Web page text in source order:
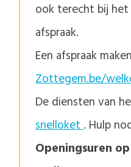
ook terecht bij
afspraak.
Een afspraak
Zottegem.be/
De diensten van
snelloket. Hulp
Openingsuren